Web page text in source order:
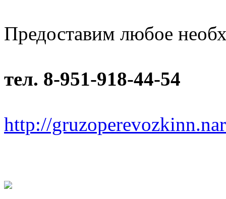
Предоставим любое
тел. 8-951-918-44-54
http://